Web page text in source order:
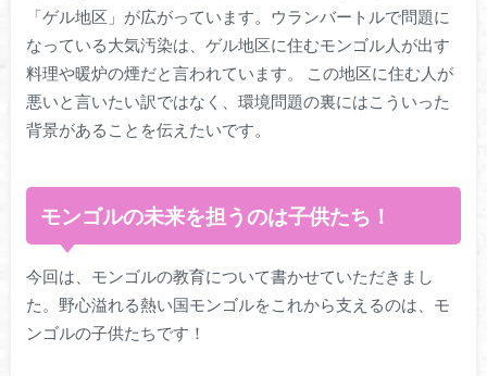
「ゲル地区」が広がっています。ウランバートルで問題に
なっている大気汚染は、ゲル地区に住むモンゴル人が出す
料理や暖炉の煙だと言われています。 この地区に住む人が
悪いと言いたい訳ではなく、環境問題の裏にはこういった
背景があることを伝えたいです。
モンゴルの未来を担うのは子供たち！
今回は、モンゴルの教育について書かせていただきまし
た。野心溢れる熱い国モンゴルをこれから支えるのは、モ
ンゴルの子供たちです！